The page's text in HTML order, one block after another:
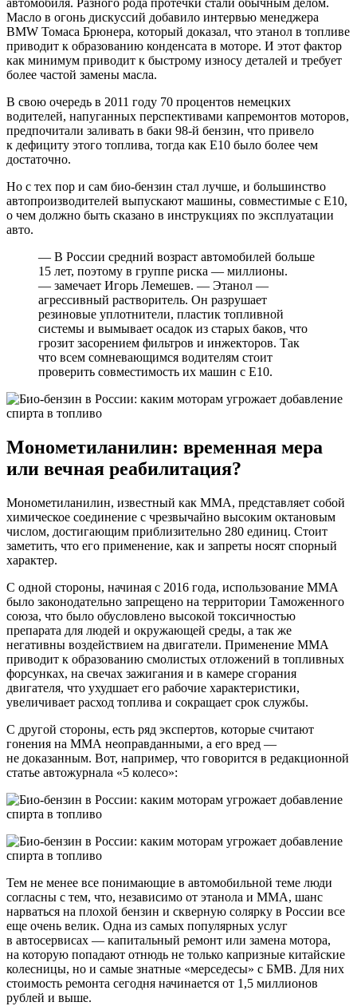
автомобиля. Разного рода протечки стали обычным делом.
Масло в огонь дискуссий добавило интервью менеджера
BMW Томаса Брюнера, который доказал, что этанол в топливе
приводит к образованию конденсата в моторе. И этот фактор
как минимум приводит к быстрому износу деталей и требует
более частой замены масла.
В свою очередь в 2011 году 70 процентов немецких
водителей, напуганных перспективами капремонтов моторов,
предпочитали заливать в баки 98-й бензин, что привело
к дефициту этого топлива, тогда как Е10 было более чем
достаточно.
Но с тех пор и сам био-бензин стал лучше, и большинство
автопроизводителей выпускают машины, совместимые с Е10,
о чем должно быть сказано в инструкциях по эксплуатации
авто.
— В России средний возраст автомобилей больше
15 лет, поэтому в группе риска — миллионы.
— замечает Игорь Лемешев. — Этанол —
агрессивный растворитель. Он разрушает
резиновые уплотнители, пластик топливной
системы и вымывает осадок из старых баков, что
грозит засорением фильтров и инжекторов. Так
что всем сомневающимся водителям стоит
проверить совместимость их машин с Е10.
Монометиланилин: временная мера
или вечная реабилитация?
Монометиланилин, известный как ММА, представляет собой
химическое соединение с чрезвычайно высоким октановым
числом, достигающим приблизительно 280 единиц. Стоит
заметить, что его применение, как и запреты носят спорный
характер.
С одной стороны, начиная с 2016 года, использование ММА
было законодательно запрещено на территории Таможенного
союза, что было обусловлено высокой токсичностью
препарата для людей и окружающей среды, а так же
негативны воздействием на двигатели. Применение ММА
приводит к образованию смолистых отложений в топливных
форсунках, на свечах зажигания и в камере сгорания
двигателя, что ухудшает его рабочие характеристики,
увеличивает расход топлива и сокращает срок службы.
С другой стороны, есть ряд экспертов, которые считают
гонения на ММА неоправданными, а его вред —
не доказанным. Вот, например, что говорится в редакционной
статье автожурнала «5 колесо»:
Тем не менее все понимающие в автомобильной теме люди
согласны с тем, что, независимо от этанола и ММА, шанс
нарваться на плохой бензин и скверную солярку в России все
еще очень велик. Одна из самых популярных услуг
в автосервисах — капитальный ремонт или замена мотора,
на которую попадают отнюдь не только капризные китайские
колесницы, но и самые знатные «мерседесы» с БМВ. Для них
стоимость ремонта сегодня начинается от 1,5 миллионов
рублей и выше.